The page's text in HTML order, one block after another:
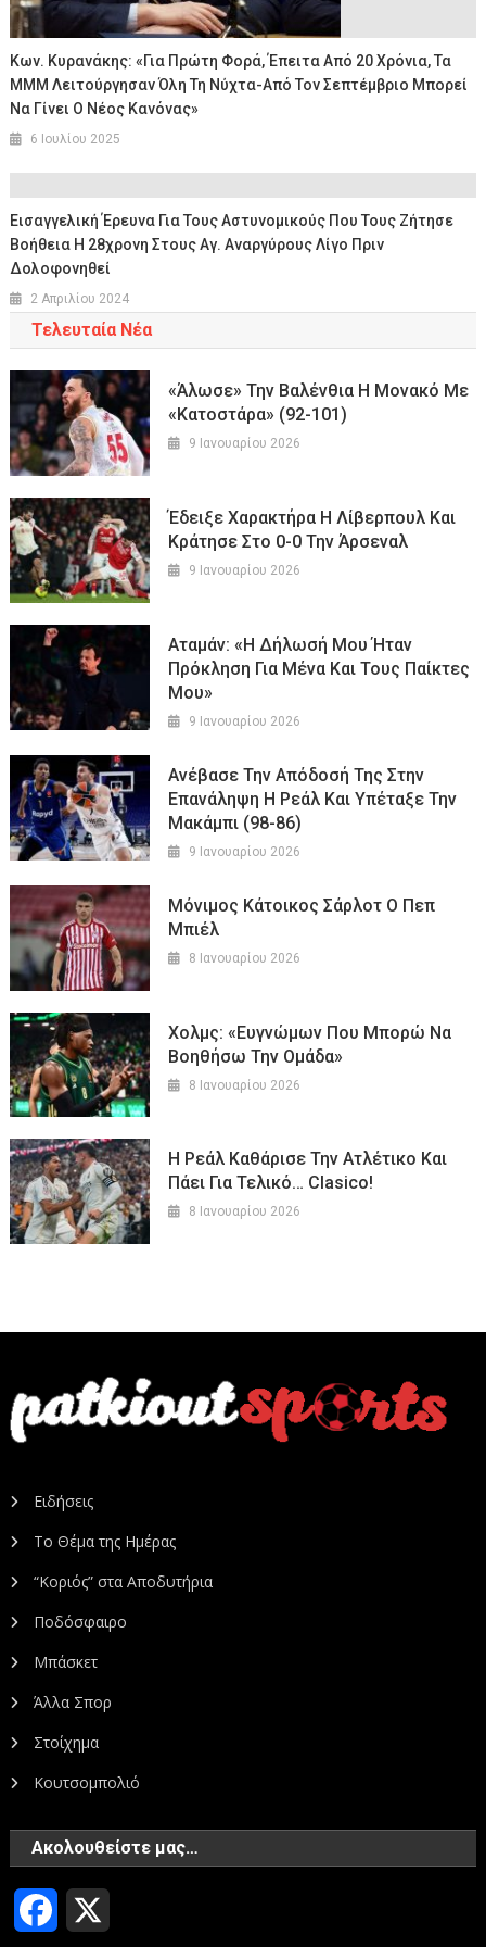
Κων. Κυρανάκης: «Για Πρώτη Φορά, Έπειτα Από 20 Χρόνια, Τα
ΜΜΜ Λειτούργησαν Όλη Τη Νύχτα-Από Τον Σεπτέμβριο Μπορεί
Να Γίνει Ο Νέος Κανόνας»
6 Ιουλίου 2025
Εισαγγελική Έρευνα Για Τους Αστυνομικούς Που Τους Ζήτησε
Βοήθεια Η 28χρονη Στους Αγ. Αναργύρους Λίγο Πριν
Δολοφονηθεί
2 Απριλίου 2024
Τελευταία Νέα
«Άλωσε» Την Βαλένθια Η Μονακό Με
«κατοστάρα» (92-101)
9 Ιανουαρίου 2026
Έδειξε Χαρακτήρα Η Λίβερπουλ Και
Κράτησε Στο 0-0 Την Άρσεναλ
9 Ιανουαρίου 2026
Αταμάν: «Η Δήλωσή Μου Ήταν
Πρόκληση Για Μένα Και Τους Παίκτες
Μου»
9 Ιανουαρίου 2026
Ανέβασε Την Απόδοσή Της Στην
Επανάληψη Η Ρεάλ Και Υπέταξε Την
Μακάμπι (98-86)
9 Ιανουαρίου 2026
Μόνιμος Κάτοικος Σάρλοτ Ο Πεπ
Μπιέλ
8 Ιανουαρίου 2026
Χολμς: «Ευγνώμων Που Μπορώ Να
Βοηθήσω Την Ομάδα»
8 Ιανουαρίου 2026
Η Ρεάλ Καθάρισε Την Ατλέτικο Και
Πάει Για Τελικό… Clasico!
8 Ιανουαρίου 2026
Ειδήσεις
Το Θέμα της Ημέρας
“Κοριός” στα Αποδυτήρια
Ποδόσφαιρο
Μπάσκετ
Άλλα Σπορ
Στοίχημα
Κουτσομπολιό
Ακολουθείστε μας…
Facebook